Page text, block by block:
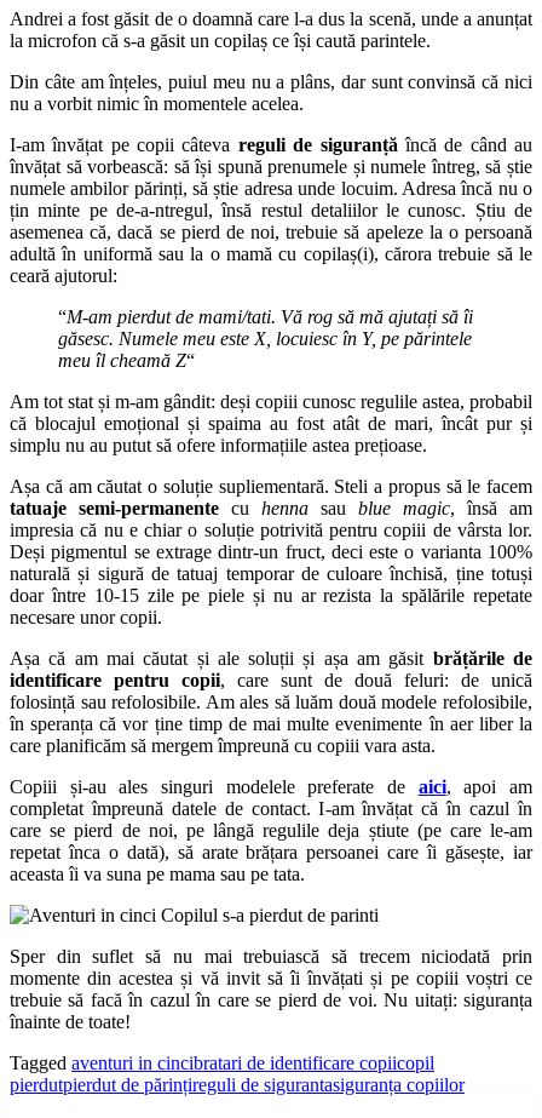
Andrei a fost găsit de o doamnă care l-a dus la scenă, unde a anunțat
la microfon că s-a găsit un copilaș ce își caută parintele.
Din câte am înțeles, puiul meu nu a plâns, dar sunt convinsă că nici
nu a vorbit nimic în momentele acelea.
I-am învățat pe copii câteva reguli de siguranță încă de când au
învățat să vorbească: să își spună prenumele și numele întreg, să știe
numele ambilor părinți, să știe adresa unde locuim. Adresa încă nu o
țin minte pe de-a-ntregul, însă restul detaliilor le cunosc. Știu de
asemenea că, dacă se pierd de noi, trebuie să apeleze la o persoană
adultă în uniformă sau la o mamă cu copilaș(i), cărora trebuie să le
ceară ajutorul:
“M-am pierdut de mami/tati. Vă rog să mă ajutați să îi
găsesc. Numele meu este X, locuiesc în Y, pe părintele
meu îl cheamă Z“
Am tot stat și m-am gândit: deși copiii cunosc regulile astea, probabil
că blocajul emoțional și spaima au fost atât de mari, încât pur și
simplu nu au putut să ofere informațiile astea prețioase.
Așa că am căutat o soluție supliementară. Steli a propus să le facem
tatuaje semi-permanente cu henna sau blue magic, însă am
impresia că nu e chiar o soluție potrivită pentru copiii de vârsta lor.
Deși pigmentul se extrage dintr-un fruct, deci este o varianta 100%
naturală și sigură de tatuaj temporar de culoare închisă, ține totuși
doar între 10-15 zile pe piele și nu ar rezista la spălările repetate
necesare unor copii.
Așa că am mai căutat și ale soluții și așa am găsit brățările de
identificare pentru copii, care sunt de două feluri: de unică
folosință sau refolosibile. Am ales să luăm două modele refolosibile,
în speranța că vor ține timp de mai multe evenimente în aer liber la
care planificăm să mergem împreună cu copiii vara asta.
Copiii și-au ales singuri modelele preferate de aici, apoi am
completat împreună datele de contact. I-am învățat că în cazul în
care se pierd de noi, pe lângă regulile deja știute (pe care le-am
repetat înca o dată), să arate brățara persoanei care îi găsește, iar
aceasta îi va suna pe mama sau pe tata.
Sper din suflet să nu mai trebuiască să trecem niciodată prin
momente din acestea și vă invit să îi învățati și pe copiii voștri ce
trebuie să facă în cazul în care se pierd de voi. Nu uitați: siguranța
înainte de toate!
Tagged aventuri in cincibratari de identificare copiicopil
pierdutpierdut de părințireguli de sigurantasiguranța copiilor